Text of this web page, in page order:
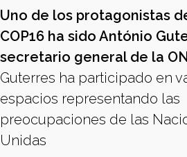
Uno de los protagonistas
COP16 ha sido António
secretario general de la
Guterres ha participado en
espacios representando las
preocupaciones de las
Unidas